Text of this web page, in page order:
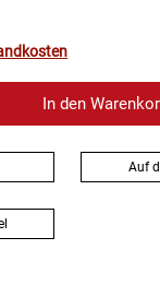
In den
Auf